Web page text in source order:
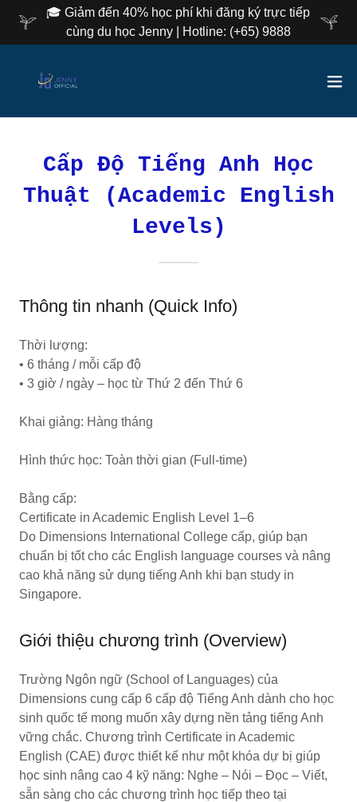
🎓 Giảm đến 40% học phí khi đăng ký trực tiếp
cùng du học Jenny | Hotline: (+65) 9888
Cấp Độ Tiếng Anh Học
Thuật (Academic English
Levels)
Thông tin nhanh (Quick Info)
Thời lượng:
• 6 tháng / mỗi cấp độ
• 3 giờ / ngày – học từ Thứ 2 đến Thứ 6
Khai giảng: Hàng tháng
Hình thức học: Toàn thời gian (Full-time)
Bằng cấp:
Certificate in Academic English Level 1–6
Do Dimensions International College cấp, giúp bạn
chuẩn bị tốt cho các English language courses và nâng
cao khả năng sử dụng tiếng Anh khi bạn study in
Singapore.
Giới thiệu chương trình (Overview)
Trường Ngôn ngữ (School of Languages) của
Dimensions cung cấp 6 cấp độ Tiếng Anh dành cho học
sinh quốc tế mong muốn xây dựng nền tảng tiếng Anh
vững chắc. Chương trình Certificate in Academic
English (CAE) được thiết kế như một khóa dự bị giúp
học sinh nâng cao 4 kỹ năng: Nghe – Nói – Đọc – Viết,
sẵn sàng cho các chương trình học tiếp theo tại